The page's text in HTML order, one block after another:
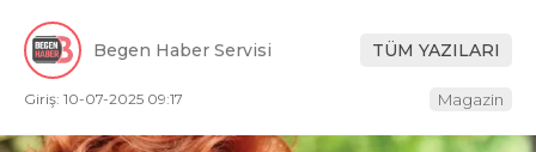
Begen Haber Servisi TÜM YAZILARI
Giriş: 10-07-2025 09:17 Magazin